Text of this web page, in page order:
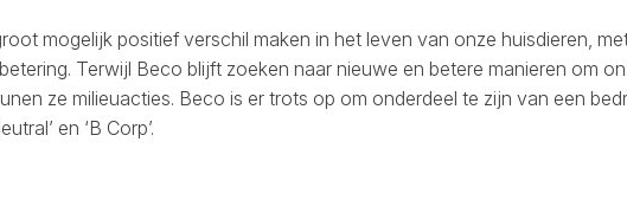
mogelijk positief verschil maken in het leven van onze huisdieren,
Terwijl Beco blijft zoeken naar nieuwe en betere manieren om
ze milieuacties. Beco is er trots op om onderdeel te zijn van een
en ‘B Corp’.